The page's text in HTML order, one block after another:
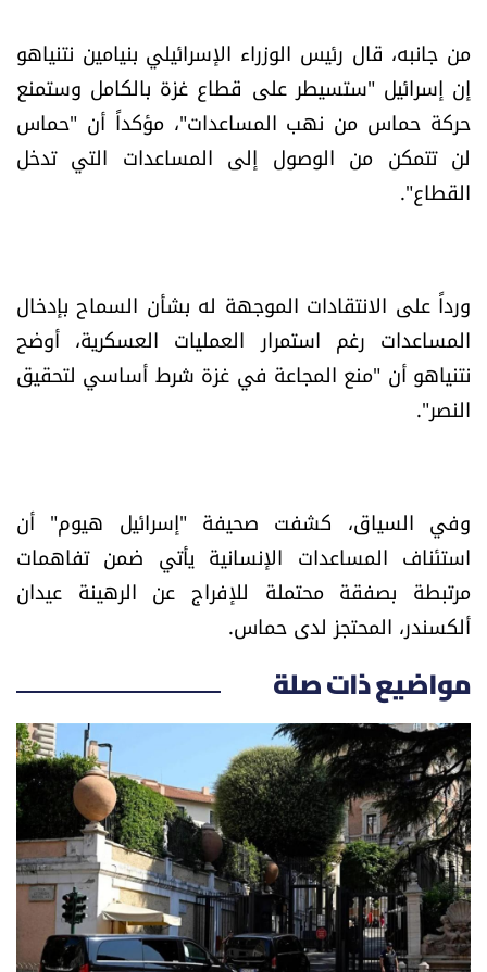
الصحافة الإسرائيلية
ثقافة وفنون
فصل من كتاب
كاميرا
سجالات
الرياضة
منوّعات
حظّك اليوم
للتاريخ
فيديو
من نحن
للتواصل معنا
شروط الاستخدام
من جانبه، قال رئيس الوزراء الإسرائيلي بنيامين نتنياهو
إن إسرائيل "ستسيطر على قطاع غزة بالكامل وستمنع
حركة حماس من نهب المساعدات"، مؤكداً أن "حماس
لن تتمكن من الوصول إلى المساعدات التي تدخل
القطاع".
ورداً على الانتقادات الموجهة له بشأن السماح بإدخال
المساعدات رغم استمرار العمليات العسكرية، أوضح
نتنياهو أن "منع المجاعة في غزة شرط أساسي لتحقيق
النصر".
وفي السياق، كشفت صحيفة "إسرائيل هيوم" أن
استئناف المساعدات الإنسانية يأتي ضمن تفاهمات
مرتبطة بصفقة محتملة للإفراج عن الرهينة عيدان
ألكسندر، المحتجز لدى حماس.
مواضيع ذات صلة